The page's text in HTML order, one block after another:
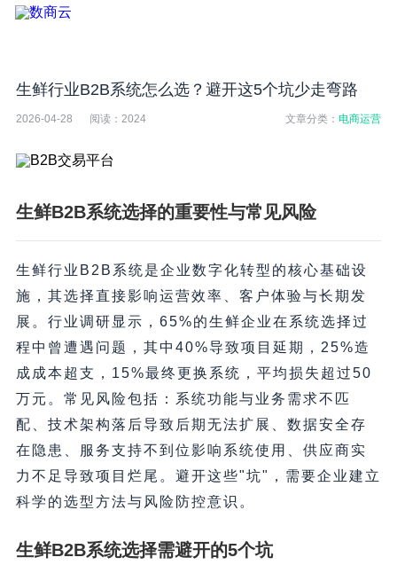
生鲜行业B2B系统怎么选？避开这5个坑少走弯路
2026-04-28 阅读： 2024 文章分类：电商运营
生鲜B2B系统选择的重要性与常见风险
生鲜行业B2B系统是企业数字化转型的核心基础设
施，其选择直接影响运营效率、客户体验与长期发
展。行业调研显示，65%的生鲜企业在系统选择过
程中曾遭遇问题，其中40%导致项目延期，25%造
成成本超支，15%最终更换系统，平均损失超过50
万元。常见风险包括：系统功能与业务需求不匹
配、技术架构落后导致后期无法扩展、数据安全存
在隐患、服务支持不到位影响系统使用、供应商实
力不足导致项目烂尾。避开这些"坑"，需要企业建立
科学的选型方法与风险防控意识。
生鲜B2B系统选择需避开的5个坑